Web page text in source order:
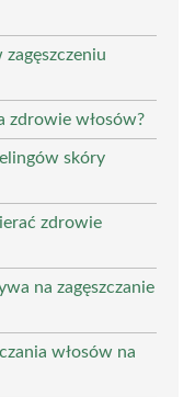
zdrowie włosów?
skóry
zdrowie
na zagęszczanie
włosów na